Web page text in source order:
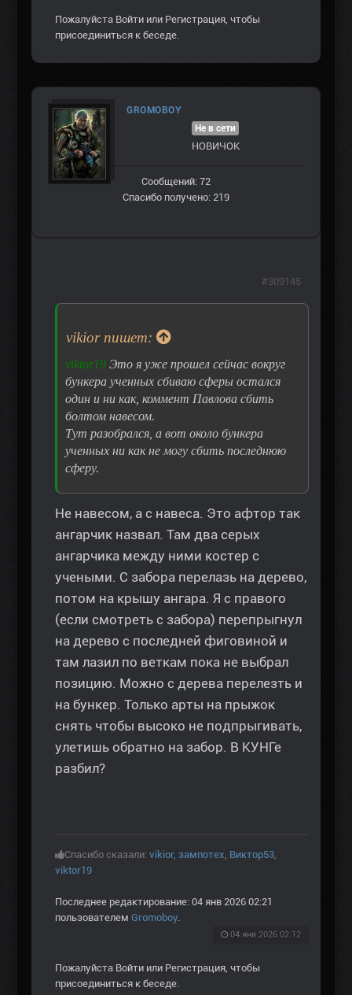
Пожалуйста Войти или Регистрация, чтобы
присоединиться к беседе.
GROMOBOY
Не в сети
НОВИЧОК
Сообщений: 72
Спасибо получено: 219
vikior пишет:
viktor19 Это я уже прошел сейчас вокруг
бункера ученных сбиваю сферы остался
один и ни как, коммент Павлова сбить
болтом навесом.
Тут разобрался, а вот около бункера
ученных ни как не могу сбить последнюю
сферу.
Не навесом, а с навеса. Это афтор так
ангарчик назвал. Там два серых
ангарчика между ними костер с
учеными. С забора перелазь на дерево,
потом на крышу ангара. Я с правого
(если смотреть с забора) перепрыгнул
на дерево с последней фиговиной и
там лазил по веткам пока не выбрал
позицию. Можно с дерева перелезть и
на бункер. Только арты на прыжок
снять чтобы высоко не подпрыгивать,
улетишь обратно на забор. В КУНГе
разбил?
Спасибо сказали: vikior, зампотех, Виктор53,
viktor19
Последнее редактирование: 04 янв 2026 02:21
пользователем Gromoboy.
04 янв 2026 02:12
#309145
Пожалуйста Войти или Регистрация, чтобы
присоединиться к беседе.